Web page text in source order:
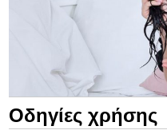
Οδηγίες χρήσης